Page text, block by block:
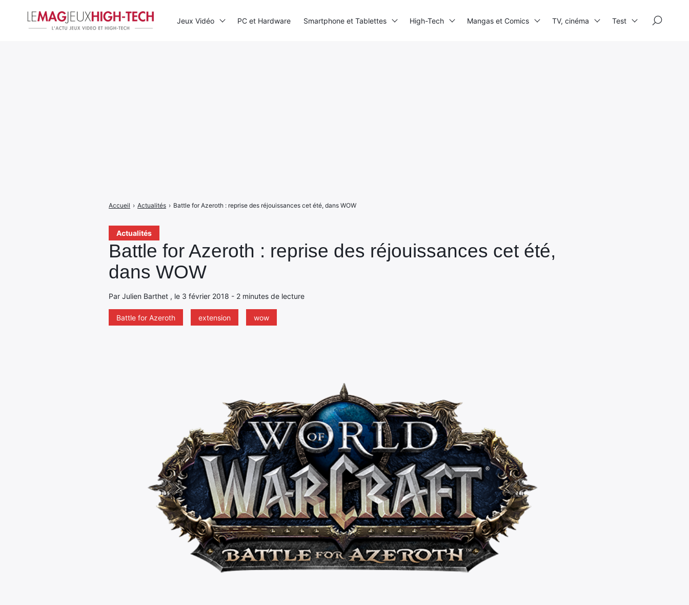
Actualités
Battle for Azeroth : reprise des réjouissances cet été,
dans WOW
Par Julien Barthet , le 3 février 2018 - 2 minutes de lecture
Battle for Azeroth extension wow
Accueil › Actualités › Battle for Azeroth : reprise des réjouissances cet été, dans WOW
Jeux Vidéo PC et Hardware Smartphone et Tablettes High-Tech Mangas et Comics TV, cinéma Test